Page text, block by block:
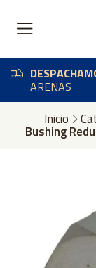
ARENAS
Inicio
Bushing